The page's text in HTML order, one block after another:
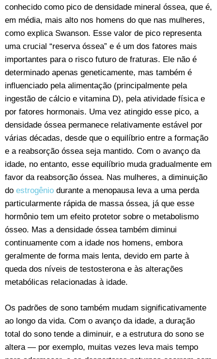
conhecido como pico de densidade mineral óssea, que é,
em média, mais alto nos homens do que nas mulheres,
como explica Swanson. Esse valor de pico representa
uma crucial “reserva óssea” e é um dos fatores mais
importantes para o risco futuro de fraturas. Ele não é
determinado apenas geneticamente, mas também é
influenciado pela alimentação (principalmente pela
ingestão de cálcio e vitamina D), pela atividade física e
por fatores hormonais. Uma vez atingido esse pico, a
densidade óssea permanece relativamente estável por
várias décadas, desde que o equilíbrio entre a formação
e a reabsorção óssea seja mantido. Com o avanço da
idade, no entanto, esse equilíbrio muda gradualmente em
favor da reabsorção óssea. Nas mulheres, a diminuição
do estrogênio durante a menopausa leva a uma perda
particularmente rápida de massa óssea, já que esse
hormônio tem um efeito protetor sobre o metabolismo
ósseo. Mas a densidade óssea também diminui
continuamente com a idade nos homens, embora
geralmente de forma mais lenta, devido em parte à
queda dos níveis de testosterona e às alterações
metabólicas relacionadas à idade.
Os padrões de sono também mudam significativamente
ao longo da vida. Com o avanço da idade, a duração
total do sono tende a diminuir, e a estrutura do sono se
altera — por exemplo, muitas vezes leva mais tempo